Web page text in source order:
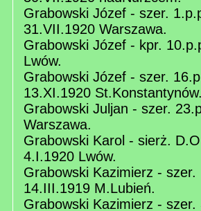
Grabowski Józef - szer.
31.VII.1920 Warszawa.
Grabowski Józef - kpr.
Lwów.
Grabowski Józef - szer.
13.XI.1920
Grabowski Juljan - szer.
Warszawa.
Grabowski Karol - sierż.
4.I.1920 Lwów.
Grabowski Kazimierz -
14.III.1919 M.Lubień.
Grabowski Kazimierz -